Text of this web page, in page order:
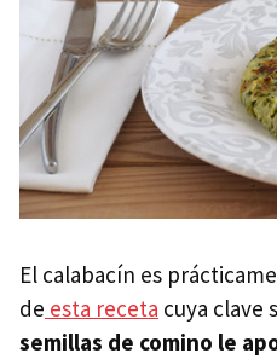
El calabacín es
de esta receta cuya clave
semillas de comino le